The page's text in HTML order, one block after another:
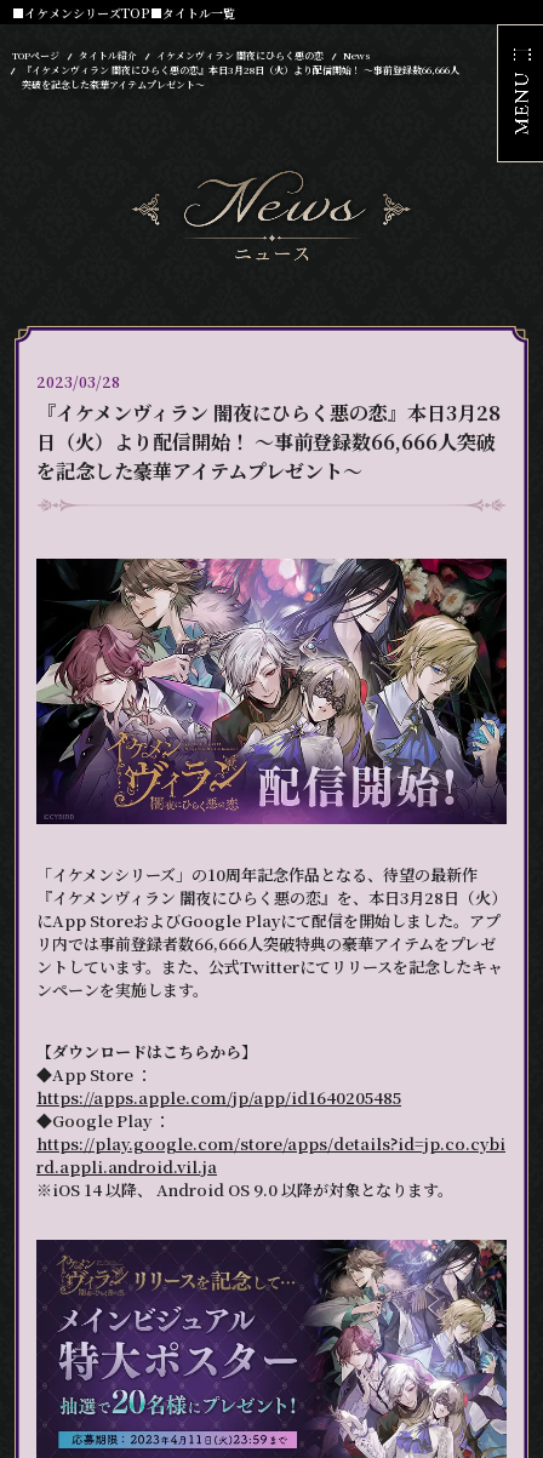
■イケメンシリーズTOP■タイトル一覧
TOPページ タイトル紹介 イケメンヴィラン 闇夜にひらく悪の恋
News
『イケメンヴィラン 闇夜にひらく悪の恋』本日3月28日（火）より配信開始！ ～事前登録数66,666人
突破を記念した豪華アイテムプレゼント～
2023/03/28
『イケメンヴィラン 闇夜にひらく悪の恋』本日3月28
日（火）より配信開始！ ～事前登録数66,666人突破
を記念した豪華アイテムプレゼント～
「イケメンシリーズ」の10周年記念作品となる、待望の最新作
『イケメンヴィラン 闇夜にひらく悪の恋』を、本日3月28日（火）
にApp StoreおよびGoogle Playにて配信を開始しました。アプ
リ内では事前登録者数66,666人突破特典の豪華アイテムをプレゼ
ントしています。また、公式Twitterにてリリースを記念したキャ
ンペーンを実施します。
【ダウンロードはこちらから】
◆App Store ：
https://apps.apple.com/jp/app/id1640205485
◆Google Play ：
https://play.google.com/store/apps/details?id=jp.co.cybi
rd.appli.android.vil.ja
※iOS 14 以降、 Android OS 9.0 以降が対象となります。